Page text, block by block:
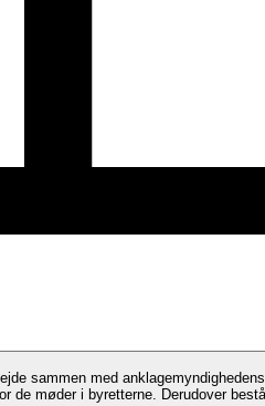
med anklagemyndighedens
de møder i byretterne. Derudover